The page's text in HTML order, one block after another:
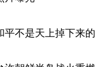
平不是天上掉下来的